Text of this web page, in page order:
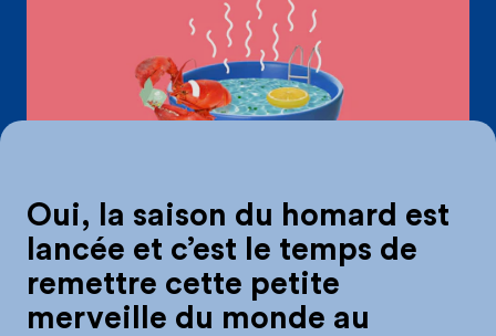
Oui, la saison du homard est
lancée et c’est le temps de
remettre cette petite
merveille du monde au